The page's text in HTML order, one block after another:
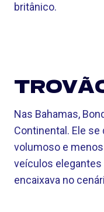
britânico.
Nas Bahamas,
Continental. Ele
volumoso e
veículos elegantes
encaixava no